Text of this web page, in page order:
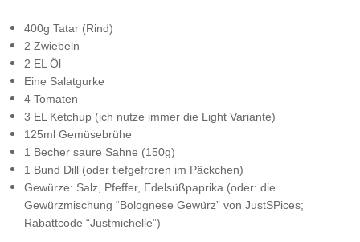
400g Tatar (Rind)
2 Zwiebeln
2 EL Öl
Eine Salatgurke
4 Tomaten
3 EL Ketchup (ich nutze immer die Light Variante)
125ml Gemüsebrühe
1 Becher saure Sahne (150g)
1 Bund Dill (oder tiefgefroren im Päckchen)
Gewürze: Salz, Pfeffer, Edelsüßpaprika (oder: die
Gewürzmischung “Bolognese Gewürz” von JustSPices;
Rabattcode “Justmichelle”)